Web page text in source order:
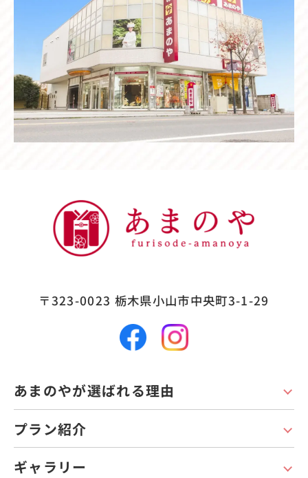
〒323-0023 栃木県小山市中央町3-1-29
あまのやが選ばれる理由
プラン紹介
ギャラリー